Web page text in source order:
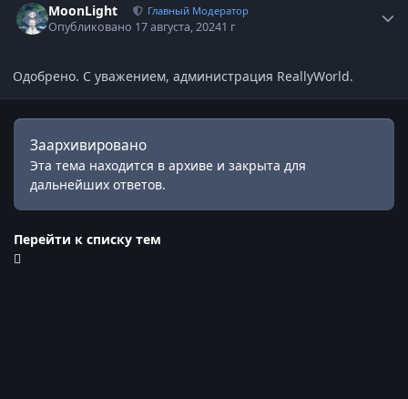
MoonLight Главный Модератор
Опубликовано 17 августа, 20241 г
Одобрено. С уважением, администрация ReallyWorld.
Заархивировано
Эта тема находится в архиве и закрыта для
дальнейших ответов.
Перейти к списку тем